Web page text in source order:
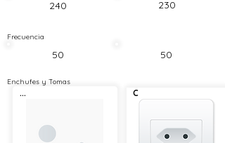
240 230
Frecuencia
50 50
Enchufes y Tomas
... C